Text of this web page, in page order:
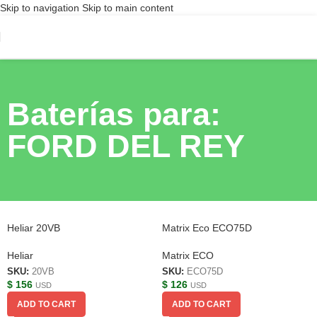
Skip to navigation Skip to main content
Baterías para:
FORD DEL REY
Heliar 20VB
Heliar
SKU: 20VB
$ 156 USD
ADD TO CART
Matrix Eco ECO75D
Matrix ECO
SKU: ECO75D
$ 126 USD
ADD TO CART